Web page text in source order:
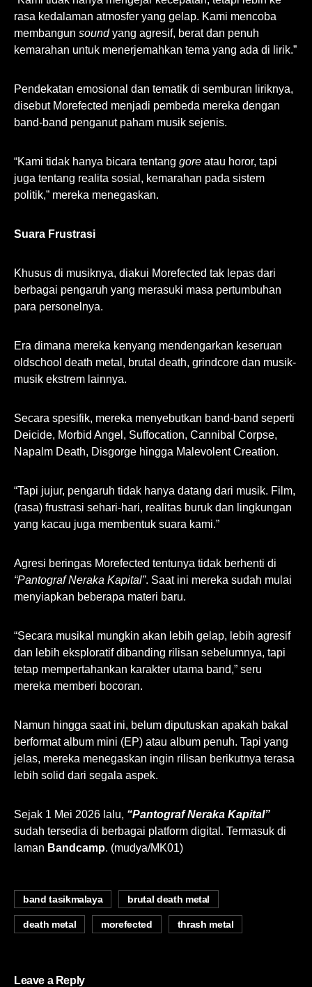
rasa kedalaman atmosfer yang gelap. Kami mencoba
membangun soundyang agresif, berat dan penuh
kemarahan untuk menerjemahkan tema yang ada di lirik.”
Pendekatan emosional dan tematik di semburan liriknya,
disebut Morefected menjadi pembeda mereka dengan
band-band penganut paham musik sejenis.
“Kami tidak hanya bicara tentang gore atau horor, tapi
juga tentang realita sosial, kemarahan pada sistem
politik,” mereka menegaskan.
Suara Frustrasi
Khusus di musiknya, diakui Morefected tak lepas dari
berbagai pengaruh yang merasuki masa pertumbuhan
para personelnya.
Era dimana mereka kenyang mendengarkan keseruan
oldschool death metal, brutal death, grindcore dan musik-
musik ekstrem lainnya.
Secara spesifik, mereka menyebutkan band-band seperti
Deicide, Morbid Angel, Suffocation, Cannibal Corpse,
Napalm Death, Disgorge hingga Malevolent Creation.
“Tapi jujur, pengaruh tidak hanya datang dari musik. Film,
(rasa) frustrasi sehari-hari, realitas buruk dan lingkungan
yang kacau juga membentuk suara kami.”
Agresi beringas Morefected tentunya tidak berhenti di
“Pantograf Neraka Kapital”. Saat ini mereka sudah mulai
menyiapkan beberapa materi baru.
“Secara musikal mungkin akan lebih gelap, lebih agresif
dan lebih eksploratif dibanding rilisan sebelumnya, tapi
tetap mempertahankan karakter utama band,” seru
mereka memberi bocoran.
Namun hingga saat ini, belum diputuskan apakah bakal
berformat album mini (EP) atau album penuh. Tapi yang
jelas, mereka menegaskan ingin rilisan berikutnya terasa
lebih solid dari segala aspek.
Sejak 1 Mei 2026 lalu, “Pantograf Neraka Kapital”
sudah tersedia di berbagai platform digital. Termasuk di
laman Bandcamp. (mudya/MK01)
band tasikmalaya brutal death metal
death metal morefected thrash metal
Leave a Reply